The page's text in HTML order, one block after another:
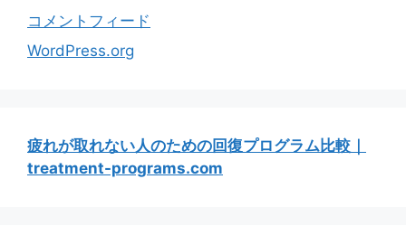
コメントフィード
WordPress.org
疲れが取れない人のための回復プログラム比較｜
treatment-programs.com